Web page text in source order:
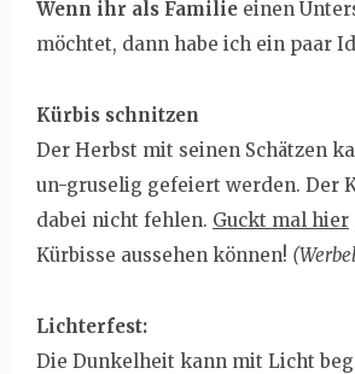
Wenn ihr als Familie einen
möchtet, dann habe ich ein paar
Kürbis schnitzen
Der Herbst mit seinen Schätzen
un-gruselig gefeiert werden. Der
dabei nicht fehlen. Guckt mal hier
Kürbisse aussehen können!
Lichterfest:
Die Dunkelheit kann mit Licht